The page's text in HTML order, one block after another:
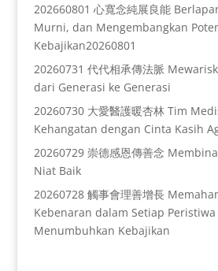
202660801 心寬念純展良能
Murni, dan Mengembangkan
Kebajikan20260801
20260731 代代相承傳法脈
dari Generasi ke Generasi
20260730 大愛醫護暖杏林 Tim
Kehangatan dengan Cinta Kasih
20260729 崇德感恩傳善念
Niat Baik
20260728 觸事會理善增長
Kebenaran dalam Setiap
Menumbuhkan Kebajikan